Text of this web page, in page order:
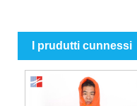
I prudutti cunnessi